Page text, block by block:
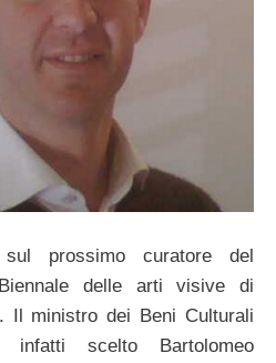
prossimo curatore del
delle arti visive di
Il ministro dei Beni Culturali
infatti scelto Bartolomeo